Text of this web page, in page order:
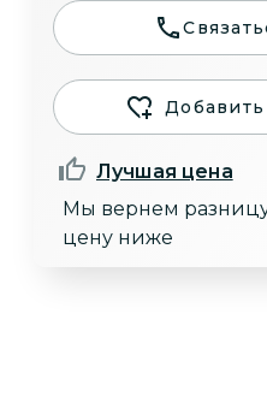
Лучшая цена
Мы вернем
цену ниже